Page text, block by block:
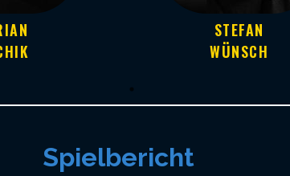
STEFAN
WÜNSCH
Spielbericht